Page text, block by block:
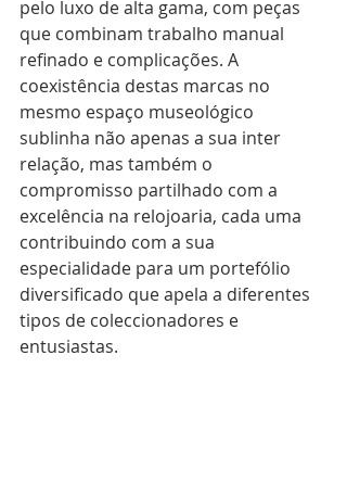
pelo luxo de alta gama, com peças
que combinam trabalho manual
refinado e complicações. A
coexistência destas marcas no
mesmo espaço museológico
sublinha não apenas a sua inter
relação, mas também o
compromisso partilhado com a
excelência na relojoaria, cada uma
contribuindo com a sua
especialidade para um portefólio
diversificado que apela a diferentes
tipos de coleccionadores e
entusiastas.